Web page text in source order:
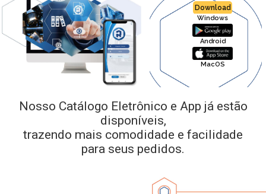
Download
Windows
Android
MacOS
Nosso Catálogo Eletrônico e App já estão
disponíveis,
trazendo mais comodidade e facilidade
para seus pedidos.